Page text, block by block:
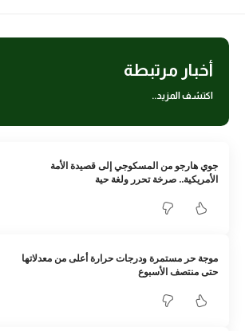
أخبار مرتبطة
اكتشف المزيد..
جوي هارجو من المسكوجي إلى قصيدة الأمة
الأمريكية.. صرخة تحرر ولغة حية
موجة حر مستمرة ودرجات حرارة أعلى من معدلاتها
حتى منتصف الأسبوع